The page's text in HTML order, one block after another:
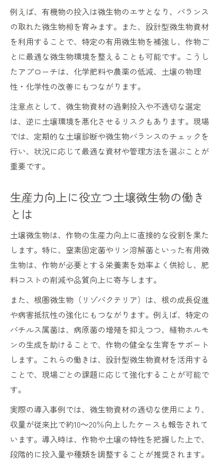
例えば、有機物の投入は微生物のエサとなり、バランス
の取れた微生物相を育みます。また、設計型微生物資材
を利用することで、特定の有用微生物を補強し、作物ご
とに最適な微生物環境を整えることも可能です。こうし
たアプローチは、化学肥料や農薬の低減、土壌の物理
性・化学性の改善にもつながります。
注意点として、微生物資材の過剰投入や不適切な選定
は、逆に土壌環境を悪化させるリスクもあります。現場
では、定期的な土壌診断や微生物バランスのチェックを
行い、状況に応じて最適な資材や管理方法を選ぶことが
重要です。
生産力向上に役立つ土壌微生物の働き
とは
土壌微生物は、作物の生産力向上に直接的な役割を果た
します。特に、窒素固定菌やリン溶解菌といった有用微
生物は、作物が必要とする栄養素を効率よく供給し、肥
料コストの削減や品質向上に寄与します。
また、根圏微生物（リゾバクテリア）は、根の成長促進
や病害抵抗性の強化にもつながります。例えば、特定の
バチルス属菌は、病原菌の増殖を抑えつつ、植物ホルモ
ンの生成を助けることで、作物の健全な生育をサポート
します。これらの働きは、設計型微生物資材を活用する
ことで、現場ごとの課題に応じて強化することが可能で
す。
実際の導入事例では、微生物資材の適切な使用により、
収量が従来比で約10～20％向上したケースも報告されて
います。導入時は、作物や土壌の特性を把握した上で、
段階的に投入量や種類を調整することが推奨されます。